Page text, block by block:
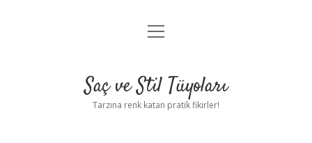
Anasayfa
Yasal Uyarı
menüyü
Saç ve Stil Tüyoları
Tarzına renk katan pratik fikirler!